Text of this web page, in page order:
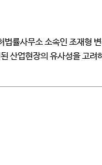
률사무소 소속인 조재형
산업현장의 유사성을 고려